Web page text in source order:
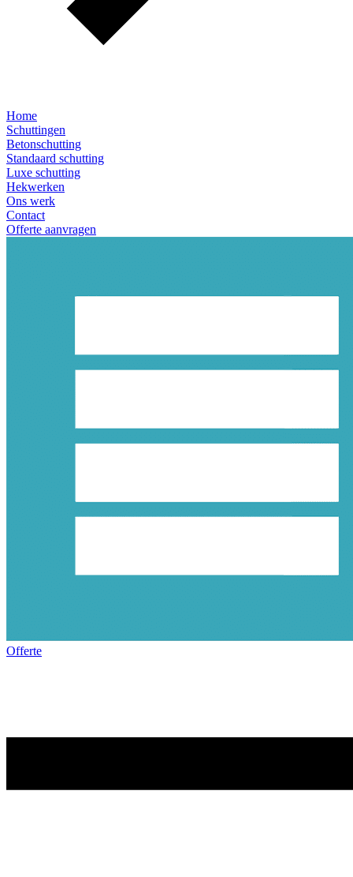
Home
Schuttingen
Betonschutting
Standaard schutting
Luxe schutting
Hekwerken
Ons werk
Contact
Offerte aanvragen
Offerte